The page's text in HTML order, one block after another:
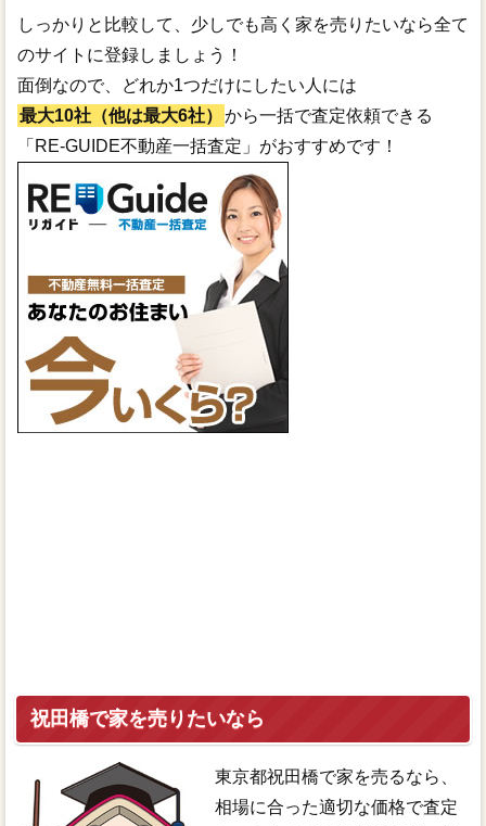
しっかりと比較して、少しでも高く家を売りたいなら全て
のサイトに登録しましょう！
面倒なので、どれか1つだけにしたい人には
最大10社（他は最大6社）
から一括で査定依頼できる
「RE-GUIDE不動産一括査定」がおすすめです！
祝田橋で家を売りたいなら
東京都祝田橋で家を売るなら、
相場に合った適切な価格で査定